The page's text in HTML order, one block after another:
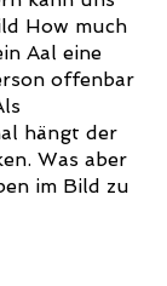
How much
Aal eine
offenbar
hängt der
Was aber
im Bild zu